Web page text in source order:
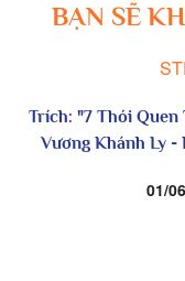
BẠN SẼ
Trích: "7 Thói Quen
Vương Khánh Ly -
01/